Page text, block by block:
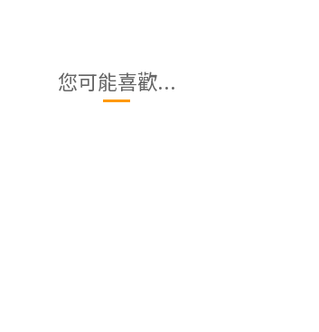
您可能喜歡...